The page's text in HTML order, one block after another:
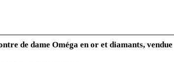
de dame Oméga en or et diamants, vendue